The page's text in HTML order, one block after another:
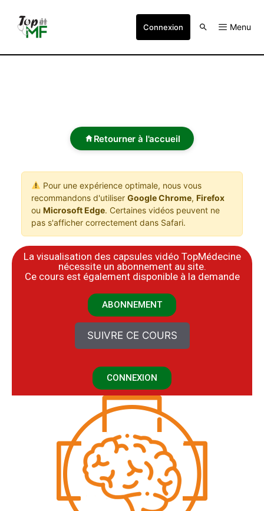
Connexion Menu
Retourner à l'accueil
Pour une expérience optimale, nous vous
recommandons d'utiliser Google Chrome, Firefox
ou Microsoft Edge. Certaines vidéos peuvent ne
pas s'afficher correctement dans Safari.
La visualisation des capsules vidéo TopMédecine
nécessite un abonnement au site.
​Ce cours est également disponible à la demande
ABONNEMENT
SUIVRE CE COURS
CONNEXION